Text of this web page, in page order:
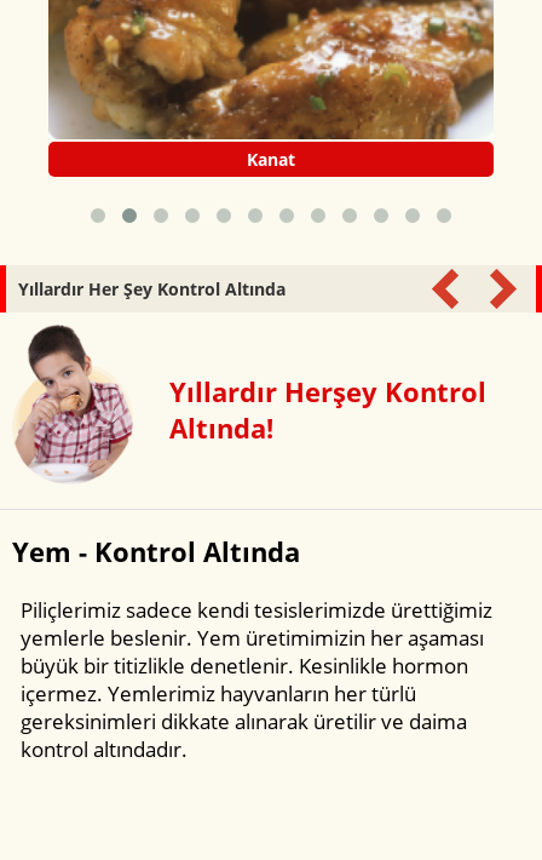
Kanat
Yıllardır Her Şey Kontrol Altında
Yıllardır Herşey Kontrol
Altında!
Yem - Kontrol Altında
Piliçlerimiz sadece kendi tesislerimizde ürettiğimiz
yemlerle beslenir. Yem üretimimizin her aşaması
büyük bir titizlikle denetlenir. Kesinlikle hormon
içermez. Yemlerimiz hayvanların her türlü
gereksinimleri dikkate alınarak üretilir ve daima
kontrol altındadır.